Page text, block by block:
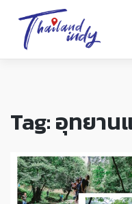
Tag:อุทยาน